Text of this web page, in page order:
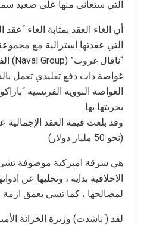
التي ستعاني منها على صعيد
أن الغاء العقد بمثابة الغاء
التي عقدتها استرالية مع
غواصة ذات دفع تقليدي تعمل
الغواصة النووية الفرنسية
بحريتها بها.
(نحو 50 مليار دولار)
هي سرقة اميركية موصوفة تشي
الاخلاقية بداية ، وتخليها عن
لمصالحها ، كما تشي بعمق ازمة
لقد ( ناشدت) وزيرة الخزانة